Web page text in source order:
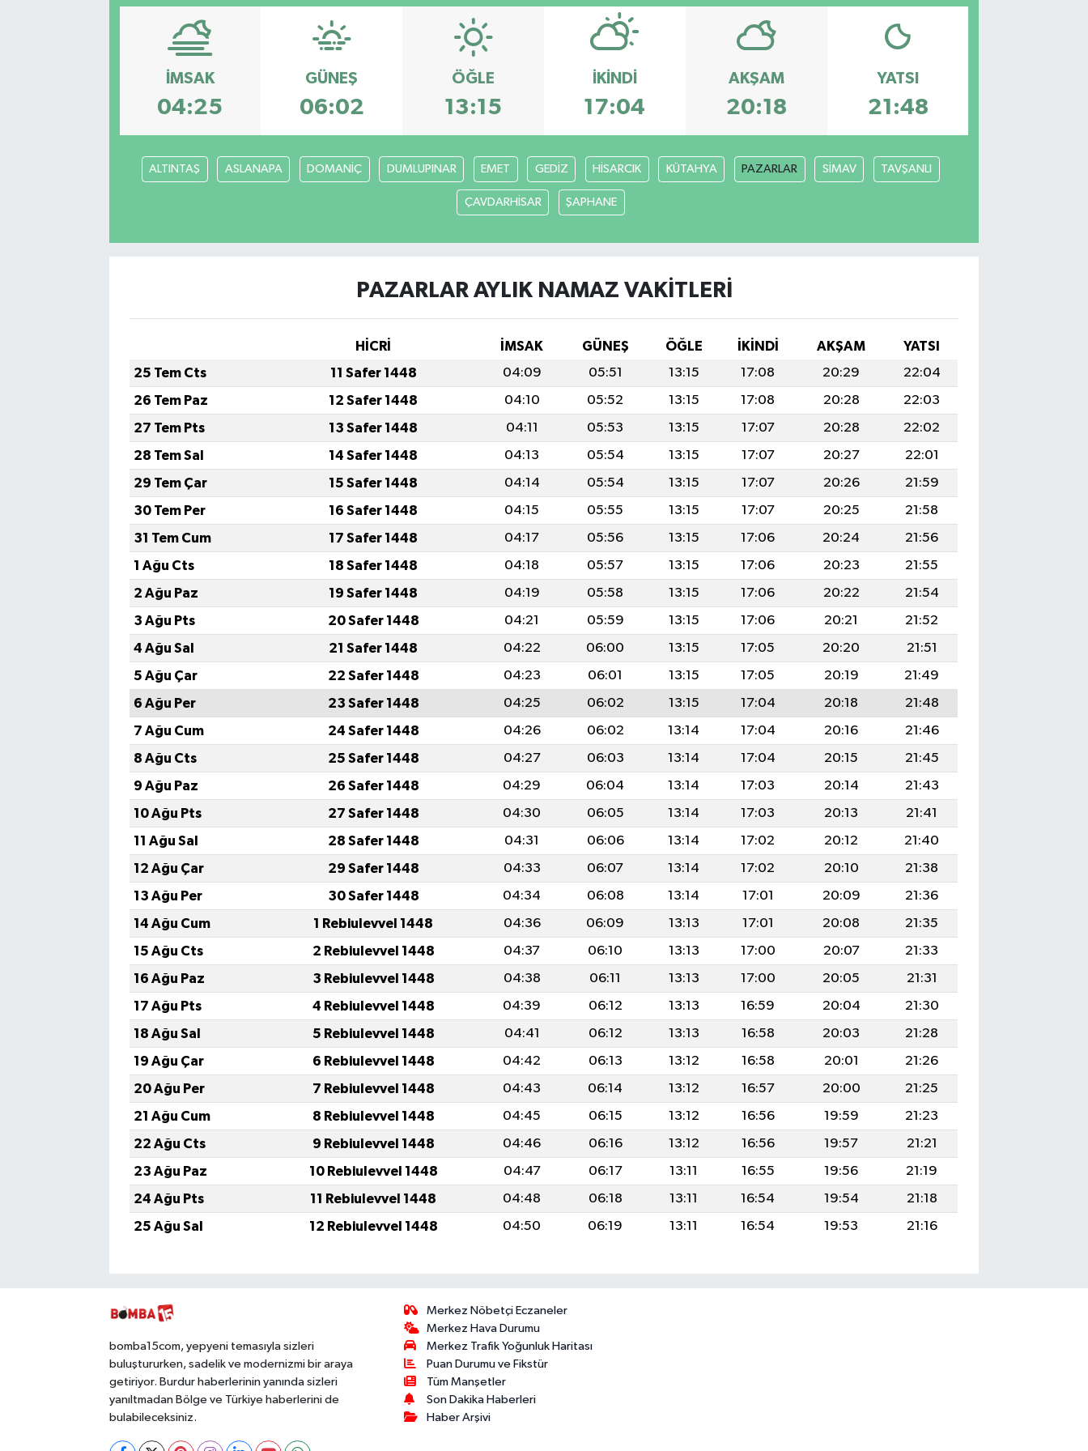
İMSAK
04:25
GÜNEŞ
06:02
ÖĞLE
13:15
İKINDI
17:04
AKŞAM
20:18
YATSI
21:48
ALTINTAŞ ASLANAPA DOMANİÇ DUMLUPINAR EMET GEDİZ HİSARCIK KÜTAHYA PAZARLAR SİMAV TAVŞANLI
ÇAVDARHİSAR ŞAPHANE
PAZARLAR AYLIK NAMAZ VAKITLERI
HİCRİ İMSAK GÜNEŞ ÖĞLE İKINDI AKŞAM
YATSI
25 Tem Cts
11 Safer 1448 04:09 05:51 13:15 17:08 20:29
22:04
26 Tem Paz
12 Safer 1448 04:10 05:52 13:15 17:08 20:28
22:03
27 Tem Pts
13 Safer 1448 04:11 05:53 13:15 17:07 20:28
22:02
28 Tem Sal
14 Safer 1448 04:13 05:54 13:15 17:07 20:27
22:01
29 Tem Çar
15 Safer 1448 04:14 05:54 13:15 17:07 20:26
21:59
30 Tem Per
16 Safer 1448 04:15 05:55 13:15 17:07 20:25
21:58
31 Tem Cum
17 Safer 1448 04:17 05:56 13:15 17:06 20:24
21:56
1 Ağu Cts
18 Safer 1448 04:18 05:57 13:15 17:06 20:23
21:55
2 Ağu Paz
19 Safer 1448 04:19 05:58 13:15 17:06 20:22
21:54
3 Ağu Pts
20 Safer 1448 04:21 05:59 13:15 17:06 20:21
21:52
4 Ağu Sal
21 Safer 1448 04:22 06:00 13:15 17:05 20:20
21:51
5 Ağu Çar
22 Safer 1448 04:23 06:01 13:15 17:05 20:19
21:49
6 Ağu Per
23 Safer 1448 04:25 06:02 13:15 17:04 20:18
21:48
7 Ağu Cum
24 Safer 1448 04:26 06:02 13:14 17:04 20:16
21:46
8 Ağu Cts
25 Safer 1448 04:27 06:03 13:14 17:04 20:15
21:45
9 Ağu Paz
26 Safer 1448 04:29 06:04 13:14 17:03 20:14
21:43
10 Ağu Pts
27 Safer 1448 04:30 06:05 13:14 17:03 20:13
21:41
11 Ağu Sal
28 Safer 1448 04:31 06:06 13:14 17:02 20:12
21:40
12 Ağu Çar
29 Safer 1448 04:33 06:07 13:14 17:02 20:10
21:38
13 Ağu Per
30 Safer 1448 04:34 06:08 13:14 17:01 20:09
21:36
14 Ağu Cum
1 Rebiulevvel 1448 04:36 06:09 13:13 17:01 20:08
21:35
15 Ağu Cts
2 Rebiulevvel 1448 04:37 06:10 13:13 17:00 20:07
21:33
16 Ağu Paz
3 Rebiulevvel 1448 04:38 06:11 13:13 17:00 20:05
21:31
17 Ağu Pts
4 Rebiulevvel 1448 04:39 06:12 13:13 16:59 20:04
21:30
18 Ağu Sal
5 Rebiulevvel 1448 04:41 06:12 13:13 16:58 20:03
21:28
19 Ağu Çar
6 Rebiulevvel 1448 04:42 06:13 13:12 16:58 20:01
21:26
20 Ağu Per
7 Rebiulevvel 1448 04:43 06:14 13:12 16:57 20:00
21:25
21 Ağu Cum
8 Rebiulevvel 1448 04:45 06:15 13:12 16:56 19:59
21:23
22 Ağu Cts
9 Rebiulevvel 1448 04:46 06:16 13:12 16:56 19:57
21:21
23 Ağu Paz
10 Rebiulevvel 1448 04:47 06:17 13:11 16:55 19:56
21:19
24 Ağu Pts
11 Rebiulevvel 1448 04:48 06:18 13:11 16:54 19:54
21:18
25 Ağu Sal
12 Rebiulevvel 1448 04:50 06:19 13:11 16:54 19:53 21:16
bomba15com, yepyeni temasıyla sizleri
buluştururken, sadelik ve modernizmi bir araya
getiriyor. Burdur haberlerinin yanında sizleri
yanıltmadan Bölge ve Türkiye haberlerini de
bulabileceksiniz.
Merkez Nöbetçi Eczaneler
Merkez Hava Durumu
Merkez Trafik Yoğunluk Haritası
Puan Durumu ve Fikstür
Tüm Manşetler
Son Dakika Haberleri
Haber Arşivi